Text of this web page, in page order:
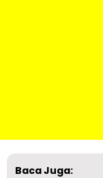
Baca Juga: